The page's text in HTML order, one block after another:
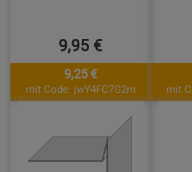
9,95 €
9,25 €
mit Code: jwY4FC7G2m mit